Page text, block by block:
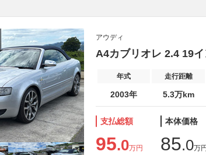
アウディ
A4カブリオレ 2.4 19
年式 走行距離
2003年 5.3万km
支払総額
95.0万円
本体価格
85.0万円